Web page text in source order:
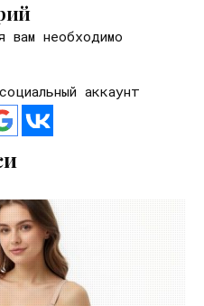
вам необходимо
аккаунт